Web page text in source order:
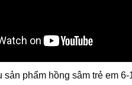
phẩm hồng sâm trẻ em